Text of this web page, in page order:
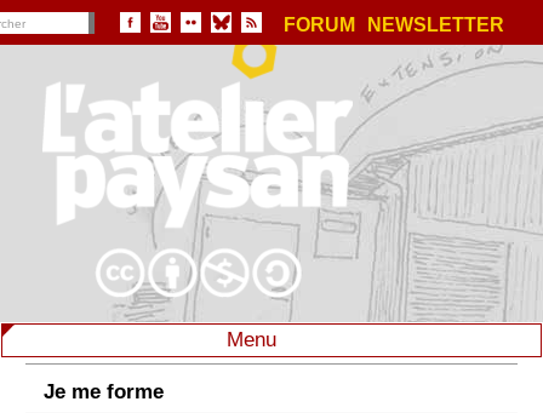
FORUM NEWSLETTER
Menu
Je me forme